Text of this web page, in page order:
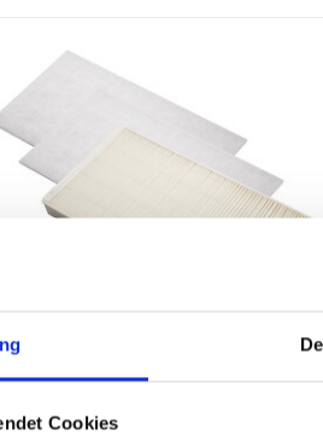
Cookies
VALLOX 75/95/95EC